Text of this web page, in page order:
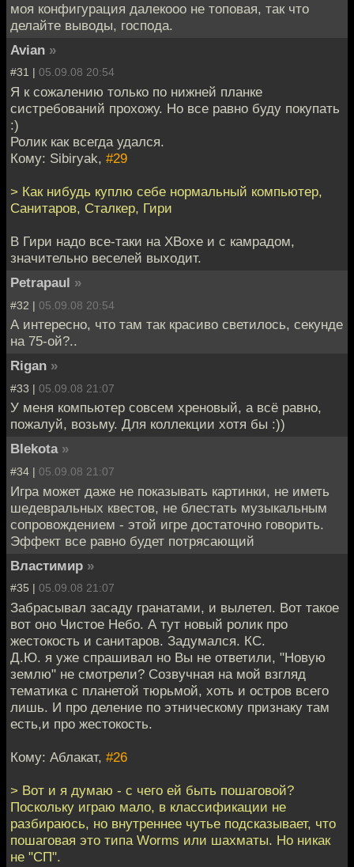
моя конфигурация далекооо не топовая, так что
делайте выводы, господа.
Avian »
#31 | 05.09.08 20:54
Я к сожалению только по нижней планке
систребований прохожу. Но все равно буду покупать
:)
Ролик как всегда удался.
Кому: Sibiryak, #29
> Как нибудь куплю себе нормальный компьютер,
Санитаров, Сталкер, Гири
В Гири надо все-таки на ХВохе и с камрадом,
значительно веселей выходит.
Petrapaul »
#32 | 05.09.08 20:54
А интересно, что там так красиво светилось, секунде
на 75-ой?..
Rigan »
#33 | 05.09.08 21:07
У меня компьютер совсем хреновый, а всё равно,
пожалуй, возьму. Для коллекции хотя бы :))
Blekota »
#34 | 05.09.08 21:07
Игра может даже не показывать картинки, не иметь
шедевральных квестов, не блестать музыкальным
сопровождением - этой игре достаточно говорить.
Эффект все равно будет потрясающий
Властимир »
#35 | 05.09.08 21:07
Забрасывал засаду гранатами, и вылетел. Вот такое
вот оно Чистое Небо. А тут новый ролик про
жестокость и санитаров. Задумался. КС.
Д.Ю. я уже спрашивал но Вы не ответили, "Новую
землю" не смотрели? Созвучная на мой взгляд
тематика с планетой тюрьмой, хоть и остров всего
лишь. И про деление по этническому признаку там
есть,и про жестокость.
Кому: Аблакат, #26
> Вот и я думаю - с чего ей быть пошаговой?
Поскольку играю мало, в классификации не
разбираюсь, но внутреннее чутье подсказывает, что
пошаговая это типа Worms или шахматы. Но никак
не "СП".